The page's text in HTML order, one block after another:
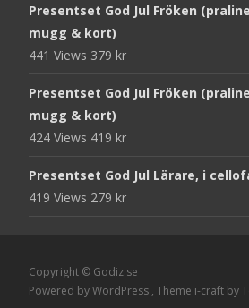
Presentset God Jul Fröken
mugg & kort)
441 Views 379 kr
Presentset God Jul Fröken
mugg & kort)
424 Views 419 kr
Presentset God Jul Lärare, i
419 Views 279 kr
Copyright © Godiz.se
Powered by WordPress , Theme i-craft by